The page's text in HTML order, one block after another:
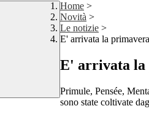
Home >
Novità >
Le notizie >
E' arrivata la
E' arrivata la
Primule, Pensée,
sono state coltivate